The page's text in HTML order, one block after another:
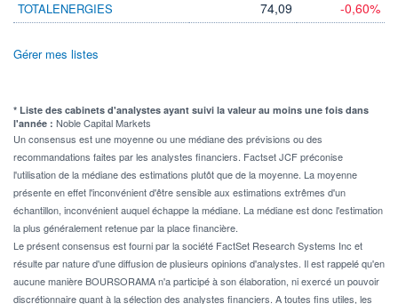
TOTALENERGIES 74,09 -0,60%
Gérer mes listes
* Liste des cabinets d'analystes ayant suivi la valeur au moins une fois dans
l'année : Noble Capital Markets
Un consensus est une moyenne ou une médiane des prévisions ou des
recommandations faites par les analystes financiers. Factset JCF préconise
l'utilisation de la médiane des estimations plutôt que de la moyenne. La moyenne
présente en effet l'inconvénient d'être sensible aux estimations extrêmes d'un
échantillon, inconvénient auquel échappe la médiane. La médiane est donc l'estimation
la plus généralement retenue par la place financière.
Le présent consensus est fourni par la société FactSet Research Systems Inc et
résulte par nature d'une diffusion de plusieurs opinions d'analystes. Il est rappelé qu'en
aucune manière BOURSORAMA n'a participé à son élaboration, ni exercé un pouvoir
discrétionnaire quant à la sélection des analystes financiers. A toutes fins utiles, les